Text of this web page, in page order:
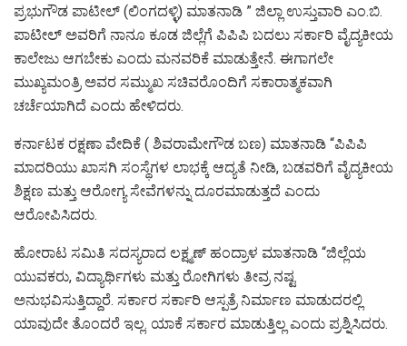
ಪ್ರಭುಗೌಡ ಪಾಟೀಲ್ (ಲಿಂಗದಳ್ಳಿ) ಮಾತನಾಡಿ ” ಜಿಲ್ಲಾ ಉಸ್ತುವಾರಿ ಎಂ.ಬಿ.
ಪಾಟೀಲ್ ಅವರಿಗೆ ನಾನೂ ಕೂಡ ಜಿಲ್ಲೆಗೆ ಪಿಪಿಪಿ ಬದಲು ಸರ್ಕಾರಿ ವೈದ್ಯಕೀಯ
ಕಾಲೇಜು ಆಗಬೇಕು ಎಂದು ಮನವರಿಕೆ ಮಾಡುತ್ತೇನೆ. ಈಗಾಗಲೇ
ಮುಖ್ಯಮಂತ್ರಿ ಅವರ ಸಮ್ಮುಖ ಸಚಿವರೊಂದಿಗೆ ಸಕಾರಾತ್ಮಕವಾಗಿ
ಚರ್ಚೆಯಾಗಿದೆ ಎಂದು ಹೇಳಿದರು.
ಕರ್ನಾಟಕ ರಕ್ಷಣಾ ವೇದಿಕೆ ( ಶಿವರಾಮೇಗೌಡ ಬಣ) ಮಾತನಾಡಿ “ಪಿಪಿಪಿ
ಮಾದರಿಯು ಖಾಸಗಿ ಸಂಸ್ಥೆಗಳ ಲಾಭಕ್ಕೆ ಆದ್ಯತೆ ನೀಡಿ, ಬಡವರಿಗೆ ವೈದ್ಯಕೀಯ
ಶಿಕ್ಷಣ ಮತ್ತು ಆರೋಗ್ಯ ಸೇವೆಗಳನ್ನು ದೂರಮಾಡುತ್ತದೆ ಎಂದು
ಆರೋಪಿಸಿದರು.
ಹೋರಾಟ ಸಮಿತಿ ಸದಸ್ಯರಾದ ಲಕ್ಷ್ಮಣ್ ಹಂದ್ರಾಳ ಮಾತನಾಡಿ “ಜಿಲ್ಲೆಯ
ಯುವಕರು, ವಿದ್ಯಾರ್ಥಿಗಳು ಮತ್ತು ರೋಗಿಗಳು ತೀವ್ರ ನಷ್ಟ
ಅನುಭವಿಸುತ್ತಿದ್ದಾರೆ. ಸರ್ಕಾರ ಸರ್ಕಾರಿ ಆಸ್ಪತ್ರೆ ನಿರ್ಮಾಣ ಮಾಡುದರಲ್ಲಿ
ಯಾವುದೇ ತೊಂದರೆ ಇಲ್ಲ. ಯಾಕೆ ಸರ್ಕಾರ ಮಾಡುತ್ತಿಲ್ಲ ಎಂದು ಪ್ರಶ್ನಿಸಿದರು.